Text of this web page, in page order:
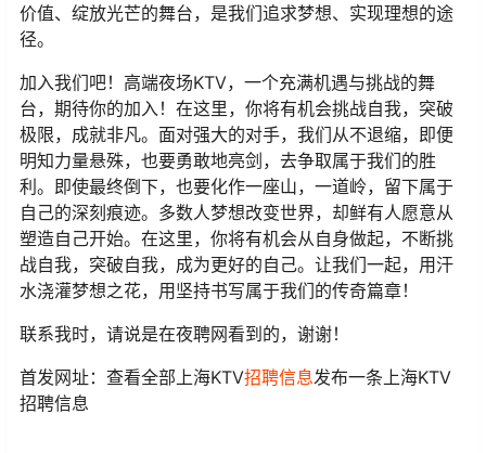
价值、绽放光芒的舞台，是我们追求梦想、实现理想的途
径。
加入我们吧！高端夜场KTV，一个充满机遇与挑战的舞
台，期待你的加入！在这里，你将有机会挑战自我，突破
极限，成就非凡。面对强大的对手，我们从不退缩，即便
明知力量悬殊，也要勇敢地亮剑，去争取属于我们的胜
利。即使最终倒下，也要化作一座山，一道岭，留下属于
自己的深刻痕迹。多数人梦想改变世界，却鲜有人愿意从
塑造自己开始。在这里，你将有机会从自身做起，不断挑
战自我，突破自我，成为更好的自己。让我们一起，用汗
水浇灌梦想之花，用坚持书写属于我们的传奇篇章！
联系我时，请说是在夜聘网看到的，谢谢！
首发网址：查看全部上海KTV招聘信息发布一条上海KTV
招聘信息